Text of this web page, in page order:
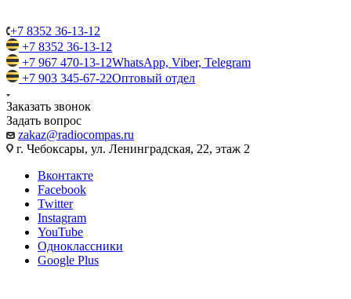
+7 8352 36-13-12
+7 8352 36-13-12
+7 967 470-13-12WhatsApp, Viber, Telegram
+7 903 345-67-22Оптовый отдел
Заказать звонок
Задать вопрос
zakaz@radiocompas.ru
г. Чебоксары, ул. Ленинградская, 22, этаж 2
Вконтакте
Facebook
Twitter
Instagram
YouTube
Одноклассники
Google Plus